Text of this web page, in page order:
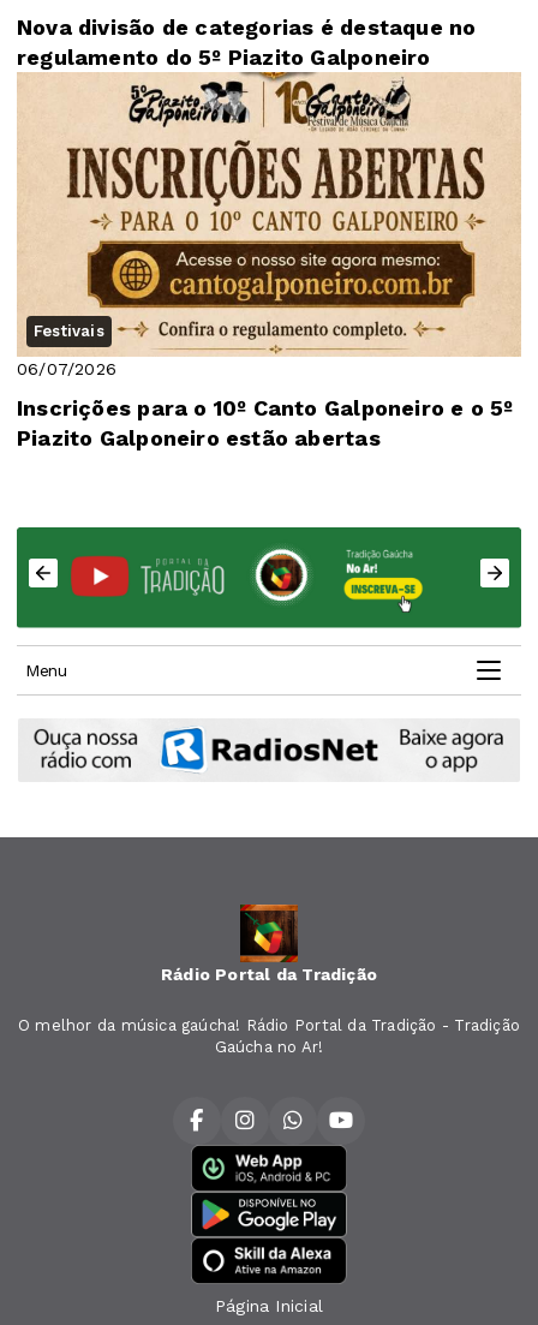
Nova divisão de categorias é destaque no
regulamento do 5º Piazito Galponeiro
Festivais
06/07/2026
Inscrições para o 10º Canto Galponeiro e o 5º
Piazito Galponeiro estão abertas
Menu
Rádio Portal da Tradição
O melhor da música gaúcha! Rádio Portal da Tradição - Tradição
Gaúcha no Ar!
Página Inicial